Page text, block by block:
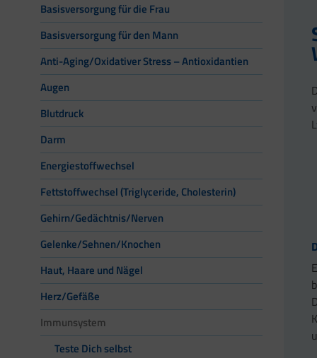
Basisversorgung für die Frau
Basisversorgung für den Mann
Anti-Aging/Oxidativer Stress – Antioxidantien
Augen
Blutdruck
Darm
Energiestoffwechsel
Fettstoffwechsel (Triglyceride, Cholesterin)
Gehirn/Gedächtnis/Nerven
Gelenke/Sehnen/Knochen
Haut, Haare und Nägel
Herz/Gefäße
Immunsystem
Teste Dich selbst